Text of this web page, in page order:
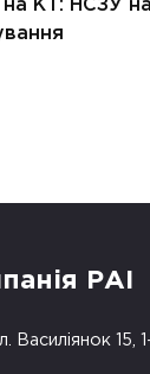
КТ: НСЗУ
РАІ
Василіянок 15,